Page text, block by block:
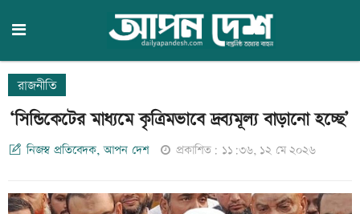
রাজনীতি
‘সিন্ডিকেটের মাধ্যমে কৃত্রিমভাবে দ্রব্যমূল্য বাড়ানো হচ্ছে’
নিজস্ব প্রতিবেদক, আপন দেশ প্রকাশিত: ১১:৩৬, ১২ মে ২০২৬